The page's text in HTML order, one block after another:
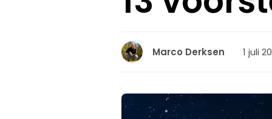
Marco Derksen 1 juli